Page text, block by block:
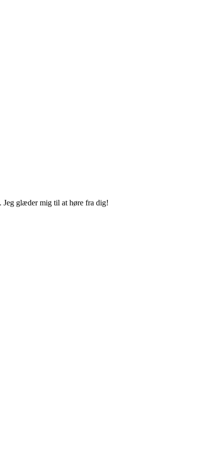
Jeg glæder mig til at høre fra dig!